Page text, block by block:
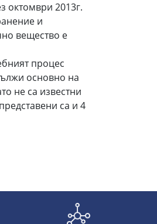
октомври 2013г.
и
вещество е
процес
основно на
не са известни
са и 4